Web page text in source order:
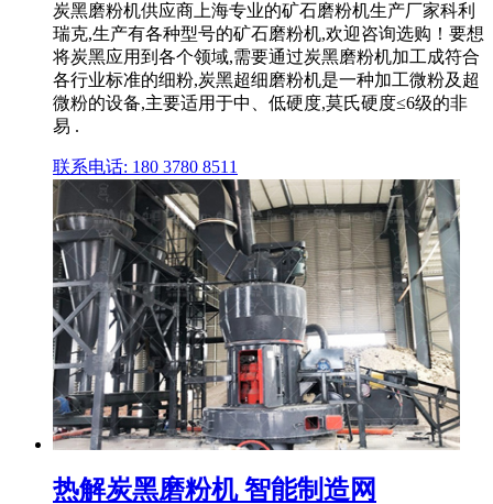
炭黑磨粉机供应商上海专业的矿石磨粉机生产厂家科利
瑞克,生产有各种型号的矿石磨粉机,欢迎咨询选购！要想
将炭黑应用到各个领域,需要通过炭黑磨粉机加工成符合
各行业标准的细粉,炭黑超细磨粉机是一种加工微粉及超
微粉的设备,主要适用于中、低硬度,莫氏硬度≤6级的非
易 .
联系电话: 180 3780 8511
热解炭黑磨粉机 智能制造网